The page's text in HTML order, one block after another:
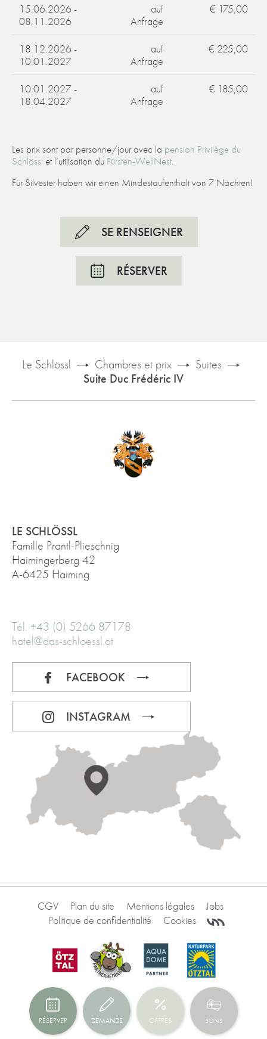
15.06.2026 -
08.11.2026
auf
Anfrage
€ 175,00
18.12.2026 -
10.01.2027
auf
Anfrage
€ 225,00
10.01.2027 -
18.04.2027
auf
Anfrage
€ 185,00
Les prix sont par personne/jour avec la pension Privilège du
Schlössl et l’utilisation du Fürsten-WellNest.
Für Silvester haben wir einen Mindestaufenthalt von 7 Nächten!
SE RENSEIGNER
RÉSERVER
Le Schlössl Chambres et prix
Suites
Suite Duc Frédéric IV
LE SCHLÖSSL
Famille Prantl-Plieschnig
Haimingerberg 42
A-6425 Haiming
Tél. +43 (0) 5266 87178
hotel@das-schloessl.at
FACEBOOK
INSTAGRAM
CGV Plan du site Mentions légales
Jobs
Politique de confidentialité
Cookies
RÉSERVER DEMANDE OFFRES BONS